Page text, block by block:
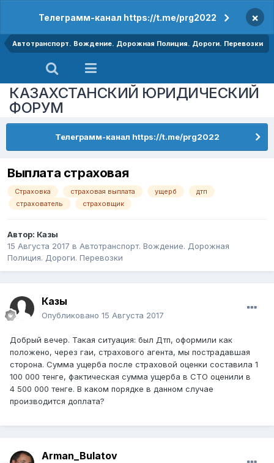
Телеграмм-канал https://t.me/prg2022 ×
Автотранспорт. Вождение. Дорожная Полиция. Дороги. Перевозки
КАЗАХСТАНСКИЙ ЮРИДИЧЕСКИЙ
ФОРУМ
Телеграмм-канал https://t.me/prg2022
Выплата страховая
Страховка страховая выплата ущерб
дтп
страхователь
страховщик
Автор: Казы
15 Августа 2017 в Автотранспорт. Вождение. Дорожная
Полиция. Дороги. Перевозки
Казы
Опубликовано 15 Августа 2017
Добрый вечер. Такая ситуация: был Дтп, оформили как
положено, через гаи, страхового агента, мы пострадавшая
сторона. Сумма ущерба после страховой оценки составила 1
100 000 тенге, фактическая сумма ущерба в СТО оценили в
4 500 000 тенге. В каком порядке в данном случае
производится доплата?
Arman_Bulatov